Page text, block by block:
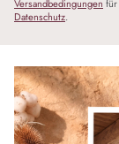
Versandbedingungen
Datenschutz.